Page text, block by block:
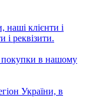
наші клієнти і
і реквізити.
покупки в нашому
України, в